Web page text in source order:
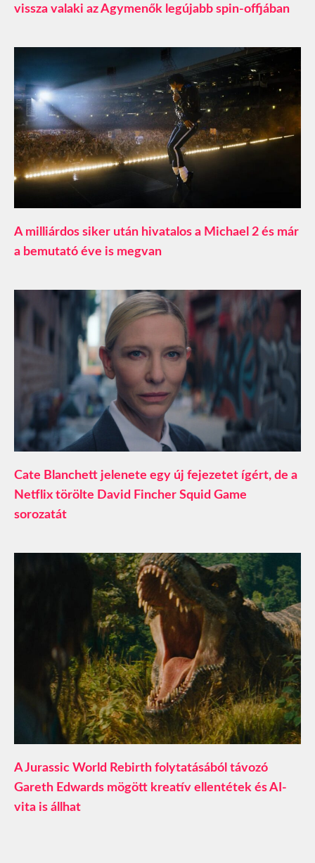
vissza valaki az Agymenők legújabb spin-offjában
A milliárdos siker után hivatalos a Michael 2 és már
a bemutató éve is megvan
Cate Blanchett jelenete egy új fejezetet ígért, de a
Netflix törölte David Fincher Squid Game
sorozatát
A Jurassic World Rebirth folytatásából távozó
Gareth Edwards mögött kreatív ellentétek és AI-
vita is állhat